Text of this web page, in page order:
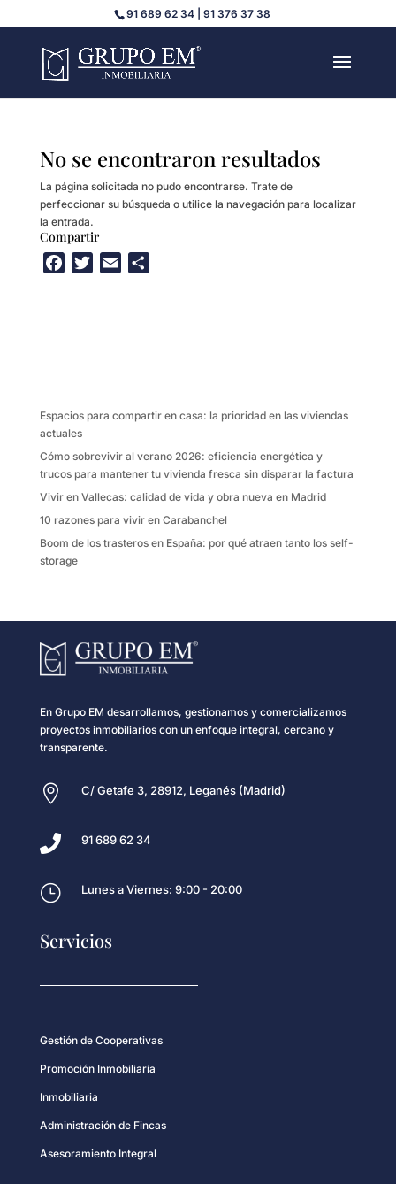
91 689 62 34 | 91 376 37 38
No se encontraron resultados
La página solicitada no pudo encontrarse. Trate de
perfeccionar su búsqueda o utilice la navegación para localizar
la entrada.
Compartir
k
i
Espacios para compartir en casa: la prioridad en las viviendas
actuales
Cómo sobrevivir al verano 2026: eficiencia energética y
trucos para mantener tu vivienda fresca sin disparar la factura
Vivir en Vallecas: calidad de vida y obra nueva en Madrid
10 razones para vivir en Carabanchel
Boom de los trasteros en España: por qué atraen tanto los self-
storage
En Grupo EM desarrollamos, gestionamos y comercializamos
proyectos inmobiliarios con un enfoque integral, cercano y
transparente.
 C/ Getafe 3, 28912, Leganés (Madrid)
 91 689 62 34
} Lunes a Viernes: 9:00 - 20:00
Servicios
Gestión de Cooperativas
Promoción Inmobiliaria
Inmobiliaria
Administración de Fincas
Asesoramiento Integral